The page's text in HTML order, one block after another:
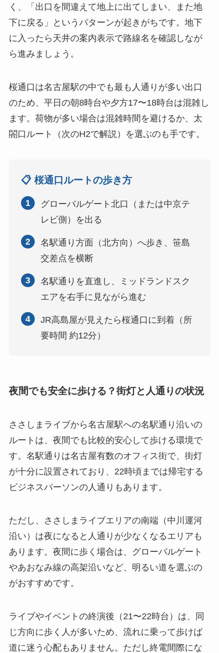
く、「出口を間違えて地上に出てしまい、また地
下に戻る」というパターンが起きがちです。地下
に入ったら天井の案内表示で路線名を確認しなが
ら進みましょう。
桜通口は名古屋駅の中でも最も人通りが多い出口
のため、平日の朝8時台や夕方17〜18時台は混雑し
ます。荷物が多い場合は混雑時間を避けるか、太
閤口ルート（次のH2で解説）を選ぶのも手です。
📋 桜通口ルートの歩き方
1
グローバルゲート北口（または中京テ
レビ側）を出る
2
名駅通り方面（北方向）へ歩き、笹島
交差点を横断
3
名駅通りを直進し、ミッドランドスク
エアを右手に見ながら進む
4
JR高島屋が見えたら桜通口に到着（所
要時間 約12分）
夜間でも安全に歩ける？街灯と人通りの状況
ささしまライブから名古屋駅への名駅通り沿いの
ルートは、夜間でも比較的安心して歩ける環境で
す。名駅通りは名古屋有数のオフィス街で、街灯
が十分に設置されており、22時頃までは帰宅する
ビジネスパーソンの人通りもあります。
ただし、ささしまライブエリアの南端（中川運河
沿い）は夜になると人通りが少なくなるエリアも
あります。夜間に歩く場合は、グローバルゲート
やあおなみ線の高架沿いなど、明るい道を選ぶの
がおすすめです。
ライブやイベントの終演後（21〜22時台）は、同
じ方向に歩く人が多いため、流れに乗って歩けば
道に迷う心配もありません。ただし終電間際にな